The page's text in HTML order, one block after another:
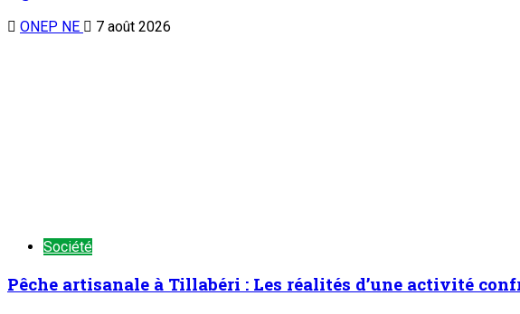
ONEP NE 7 août 2026